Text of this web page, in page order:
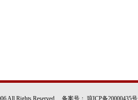
All Rights Reserved 备案号： 琼ICP备20000435号